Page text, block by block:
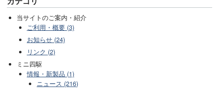
当サイトのご案内・紹介
ご利用・概要 (3)
お知らせ (24)
リンク (2)
ミニ四駆
情報・新製品 (1)
ニュース (216)